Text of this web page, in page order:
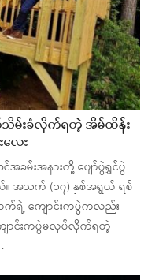
ျက်သိမ်းခံလိုက်ရတဲ့ အိမ်ထိန်း
ေး
အခမ်းအနားတို့ ပျော်ပွဲရွှင်ပွဲ
။ အသက် (၁၇) နှစ်အရွယ် ရစ်
က်ရဲ့ ကျောင်းကပွဲကလည်း
ောင်းကပွဲမလုပ်လိုက်ရတဲ့